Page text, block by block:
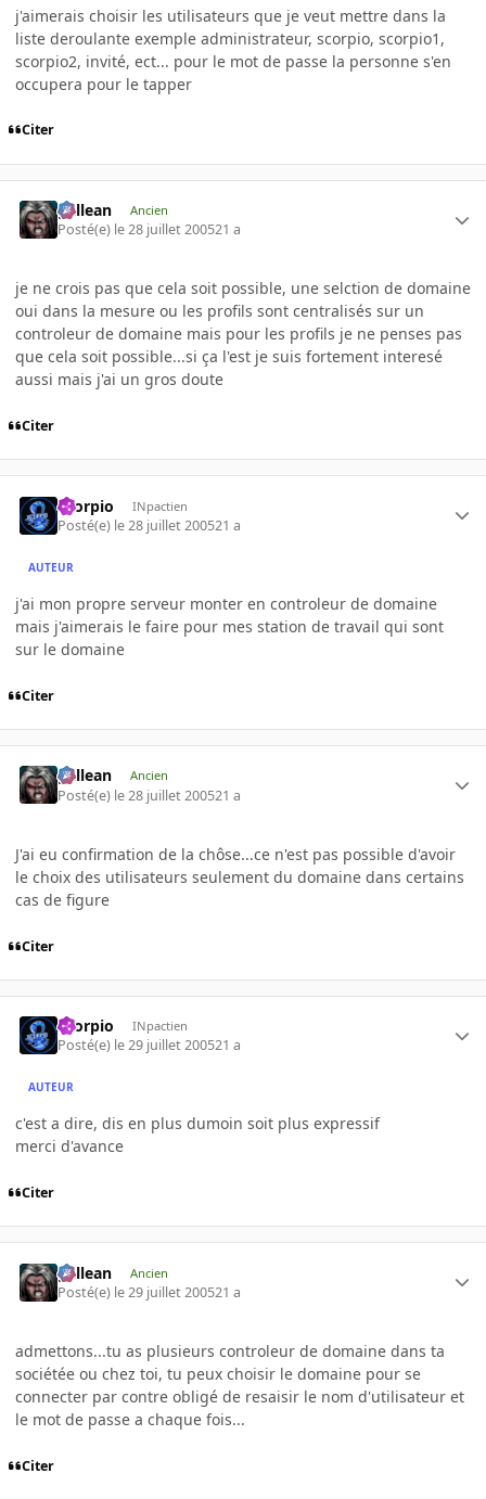
j'aimerais choisir les utilisateurs que je veut mettre dans la
liste deroulante exemple administrateur, scorpio, scorpio1,
scorpio2, invité, ect... pour le mot de passe la personne s'en
occupera pour le tapper
Citer
gallean Ancien
Posté(e) le 28 juillet 200521 a
je ne crois pas que cela soit possible, une selction de domaine
oui dans la mesure ou les profils sont centralisés sur un
controleur de domaine mais pour les profils je ne penses pas
que cela soit possible...si ça l'est je suis fortement interesé
aussi mais j'ai un gros doute
Citer
Scorpio INpactien
Posté(e) le 28 juillet 200521 a
AUTEUR
j'ai mon propre serveur monter en controleur de domaine
mais j'aimerais le faire pour mes station de travail qui sont
sur le domaine
Citer
gallean Ancien
Posté(e) le 28 juillet 200521 a
J'ai eu confirmation de la chôse...ce n'est pas possible d'avoir
le choix des utilisateurs seulement du domaine dans certains
cas de figure
Citer
Scorpio INpactien
Posté(e) le 29 juillet 200521 a
AUTEUR
c'est a dire, dis en plus dumoin soit plus expressif
merci d'avance
Citer
gallean Ancien
Posté(e) le 29 juillet 200521 a
admettons...tu as plusieurs controleur de domaine dans ta
sociétée ou chez toi, tu peux choisir le domaine pour se
connecter par contre obligé de resaisir le nom d'utilisateur et
le mot de passe a chaque fois...
Citer